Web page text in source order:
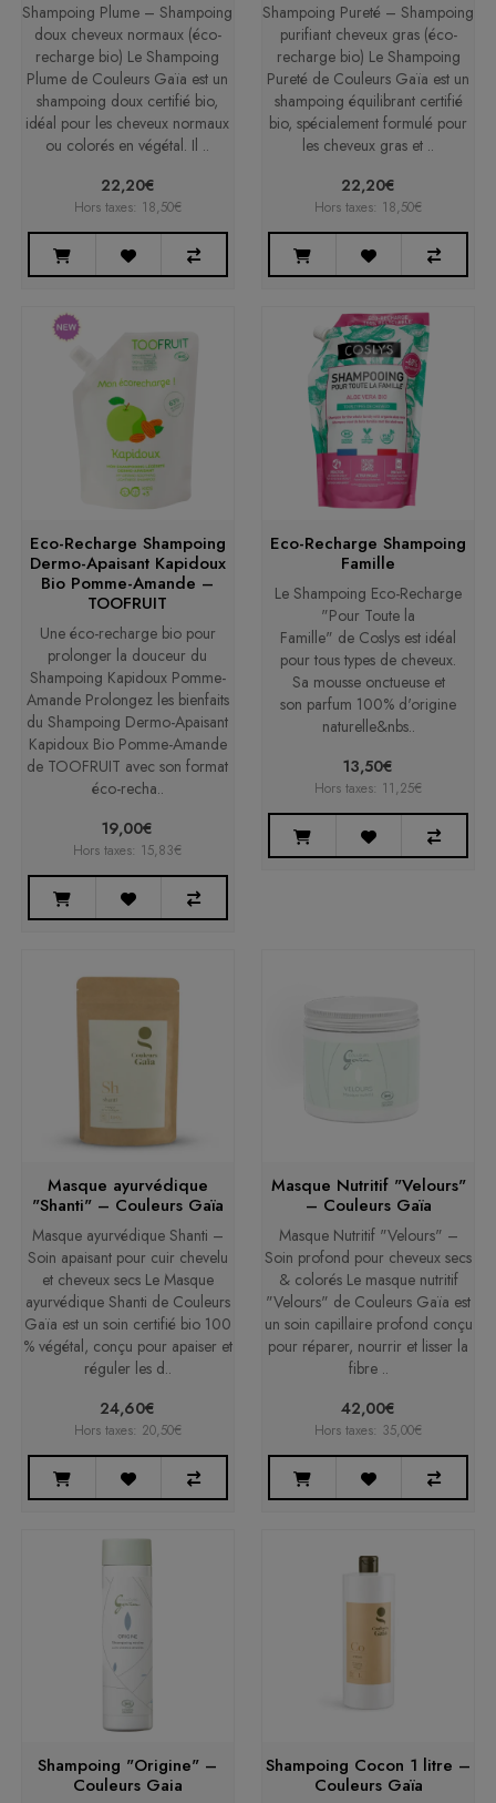
Shampoing Plume – Shampoing
doux cheveux normaux (éco-
recharge bio) Le Shampoing
Plume de Couleurs Gaïa est un
shampoing doux certifié bio,
idéal pour les cheveux normaux
ou colorés en végétal. Il ..
22,20€
Hors taxes: 18,50€
Shampoing Pureté – Shampoing
purifiant cheveux gras (éco-
recharge bio) Le Shampoing
Pureté de Couleurs Gaïa est un
shampoing équilibrant certifié
bio, spécialement formulé pour
les cheveux gras et ..
22,20€
Hors taxes: 18,50€
Eco-Recharge Shampoing
Dermo-Apaisant Kapidoux
Bio Pomme-Amande –
TOOFRUIT
Une éco-recharge bio pour
prolonger la douceur du
Shampoing Kapidoux Pomme-
Amande Prolongez les bienfaits
du Shampoing Dermo-Apaisant
Kapidoux Bio Pomme-Amande
de TOOFRUIT avec son format
éco-recha..
19,00€
Hors taxes: 15,83€
Eco-Recharge Shampoing
Famille
Le Shampoing Eco-Recharge
"Pour Toute la
Famille" de Coslys est idéal
pour tous types de cheveux.
Sa mousse onctueuse et
son parfum 100% d'origine
naturelle&nbs..
13,50€
Hors taxes: 11,25€
Masque ayurvédique
"Shanti" – Couleurs Gaïa
Masque ayurvédique Shanti –
Soin apaisant pour cuir chevelu
et cheveux secs Le Masque
ayurvédique Shanti de Couleurs
Gaïa est un soin certifié bio 100
% végétal, conçu pour apaiser et
réguler les d..
24,60€
Hors taxes: 20,50€
Masque Nutritif "Velours"
– Couleurs Gaïa
Masque Nutritif "Velours" –
Soin profond pour cheveux secs
& colorés Le masque nutritif
"Velours" de Couleurs Gaïa est
un soin capillaire profond conçu
pour réparer, nourrir et lisser la
fibre ..
42,00€
Hors taxes: 35,00€
Shampoing "Origine" –
Couleurs Gaia
Shampoing Cocon 1 litre –
Couleurs Gaïa